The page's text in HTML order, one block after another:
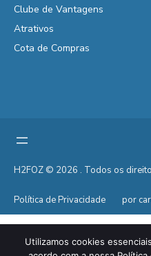
Clube de Vantagens
Atrativos
Cota de Compras
H2FOZ © 2026 . Todos os
Política de Privacidade por
Utilizamos cookies